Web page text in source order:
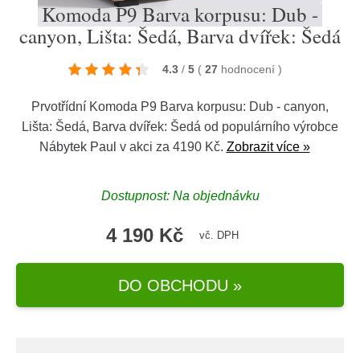
Komoda P9 Barva korpusu: Dub -
canyon, Lišta: Šedá, Barva dvířek: Šedá
4.3 / 5 ( 27 hodnocení )
Prvotřídní Komoda P9 Barva korpusu: Dub - canyon,
Lišta: Šedá, Barva dvířek: Šedá od populárního výrobce
Nábytek Paul v akci za 4190 Kč. Zobrazit více »
Dostupnost: Na objednávku
4 190 Kč vč. DPH
DO OBCHODU »